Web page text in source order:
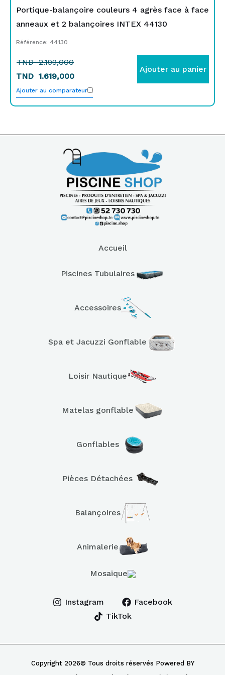
Portique-balançoire couleurs 4 agrès face à face
anneaux et 2 balançoires INTEX 44130
Référence: 44130
TND2.199,000
TND 1.619,000
Ajouter au panier
Ajouter au comparateur
Accueil
Piscines Tubulaires
Accessoires
Spa et Jacuzzi Gonflable
Loisir Nautique
Matelas gonflable
Gonflables
Pièces Détachées
Balançoires
Animalerie
Mosaique
Instagram
Facebook
TikTok
Copyright 2026© Tous droits réservés Powered BY